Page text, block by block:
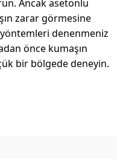
Ancak asetonlu
zarar görmesine
denenmeniz
önce kumaşın
bir bölgede deneyin.